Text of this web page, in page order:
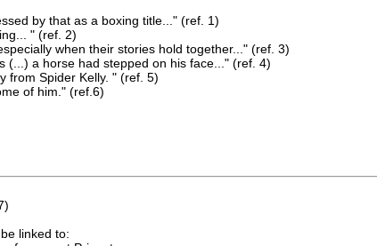
by that as a boxing title..." (ref. 1)
" (ref. 2)
when their stories hold together..." (ref. 3)
(...) a horse had stepped on his face..." (ref. 4)
from Spider Kelly. " (ref. 5)
of him." (ref.6)
linked to: